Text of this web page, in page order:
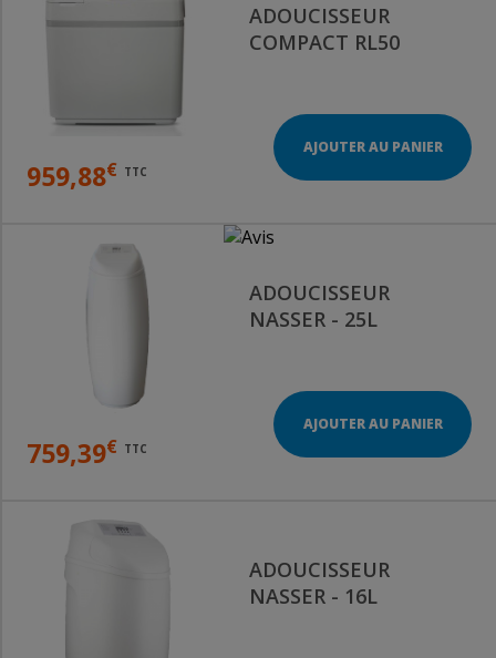
ADOUCISSEUR
COMPACT RL50
959,88€ TTC
AJOUTER AU PANIER
ADOUCISSEUR
NASSER - 25L
759,39€ TTC
AJOUTER AU PANIER
ADOUCISSEUR
NASSER - 16L